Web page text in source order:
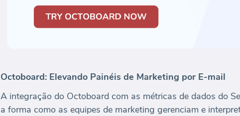
Octoboard: Elevando Painéis de Marketing por E-mail
A integração do Octoboard com as métricas de dados do
a forma como as equipes de marketing gerenciam e